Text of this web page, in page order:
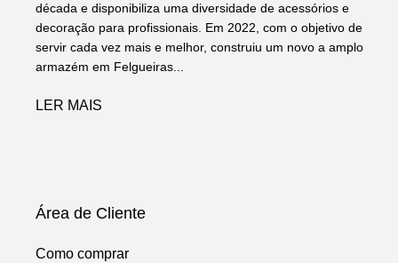
década e disponibiliza uma diversidade de acessórios e
decoração para profissionais. Em 2022, com o objetivo de
servir cada vez mais e melhor, construiu um novo a amplo
armazém em Felgueiras...
LER MAIS
Área de Cliente
Como comprar